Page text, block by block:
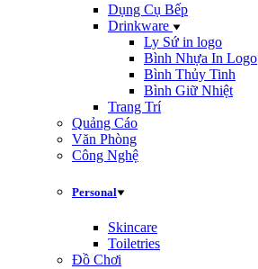
Dụng Cụ Bếp
Drinkware
Ly Sứ in logo
Bình Nhựa In Logo
Bình Thủy Tinh
Bình Giữ Nhiệt
Trang Trí
Quảng Cáo
Văn Phòng
Công Nghệ
Personal
Skincare
Toiletries
Đồ Chơi